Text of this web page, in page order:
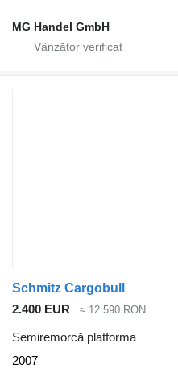
MG Handel GmbH
Schmitz Cargobull
2.400 EUR
≈ 12.590 RON
Semiremorcă platforma
2007